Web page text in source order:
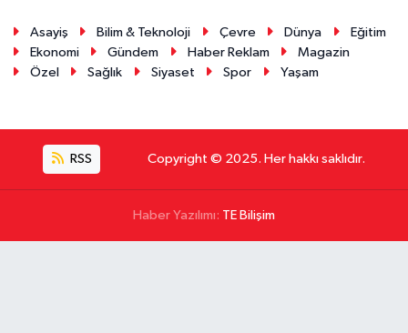
Asayiş Bilim & Teknoloji Çevre Dünya
Eğitim
Ekonomi
Gündem Haber Reklam
Magazin
Özel
Sağlık Siyaset Spor Yaşam
RSS Copyright © 2025. Her hakkı saklıdır.
Haber Yazılımı: TE Bilişim